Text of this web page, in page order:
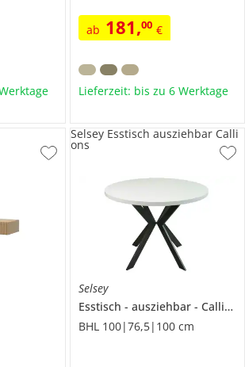
ab 181,00 €
Lieferzeit: bis zu 6 Werktage
Selsey
Esstisch
ausziehbar
Callions
BHL 100|76,5|100 cm
Selsey Esstisch ausziehbar Calli
ons